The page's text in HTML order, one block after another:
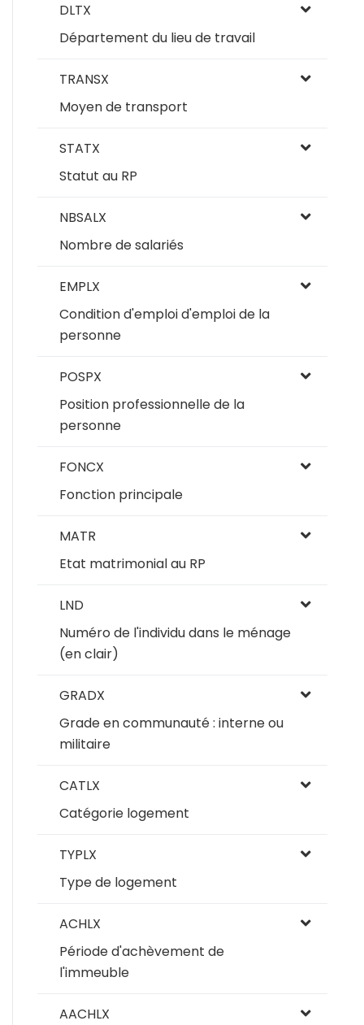
DLTX
Département du lieu de travail
TRANSX
Moyen de transport
STATX
Statut au RP
NBSALX
Nombre de salariés
EMPLX
Condition d'emploi d'emploi de la
personne
POSPX
Position professionnelle de la
personne
FONCX
Fonction principale
MATR
Etat matrimonial au RP
LND
Numéro de l'individu dans le ménage
(en clair)
GRADX
Grade en communauté : interne ou
militaire
CATLX
Catégorie logement
TYPLX
Type de logement
ACHLX
Période d'achèvement de
l'immeuble
AACHLX